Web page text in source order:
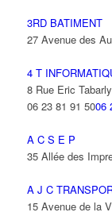
3RD BATIMENT
27 Avenue des
4 T
8 Rue Eric
06 23 81 91 5006
A C S E P
35 Allée des
A J C
15 Avenue de la